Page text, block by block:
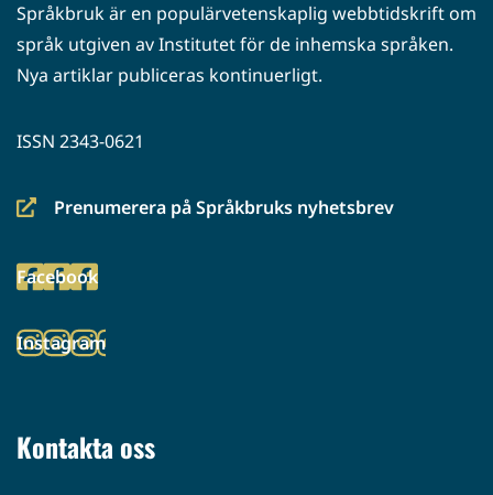
Språkbruk är en populärvetenskaplig webbtidskrift om
språk utgiven av Institutet för de inhemska språken.
Nya artiklar publiceras kontinuerligt.
ISSN 2343-0621
Prenumerera på Språkbruks nyhetsbrev
(siirryt
palveluun)
Facebook
(siirryt
palveluun)
Instagram
(siirryt
Kontakta oss